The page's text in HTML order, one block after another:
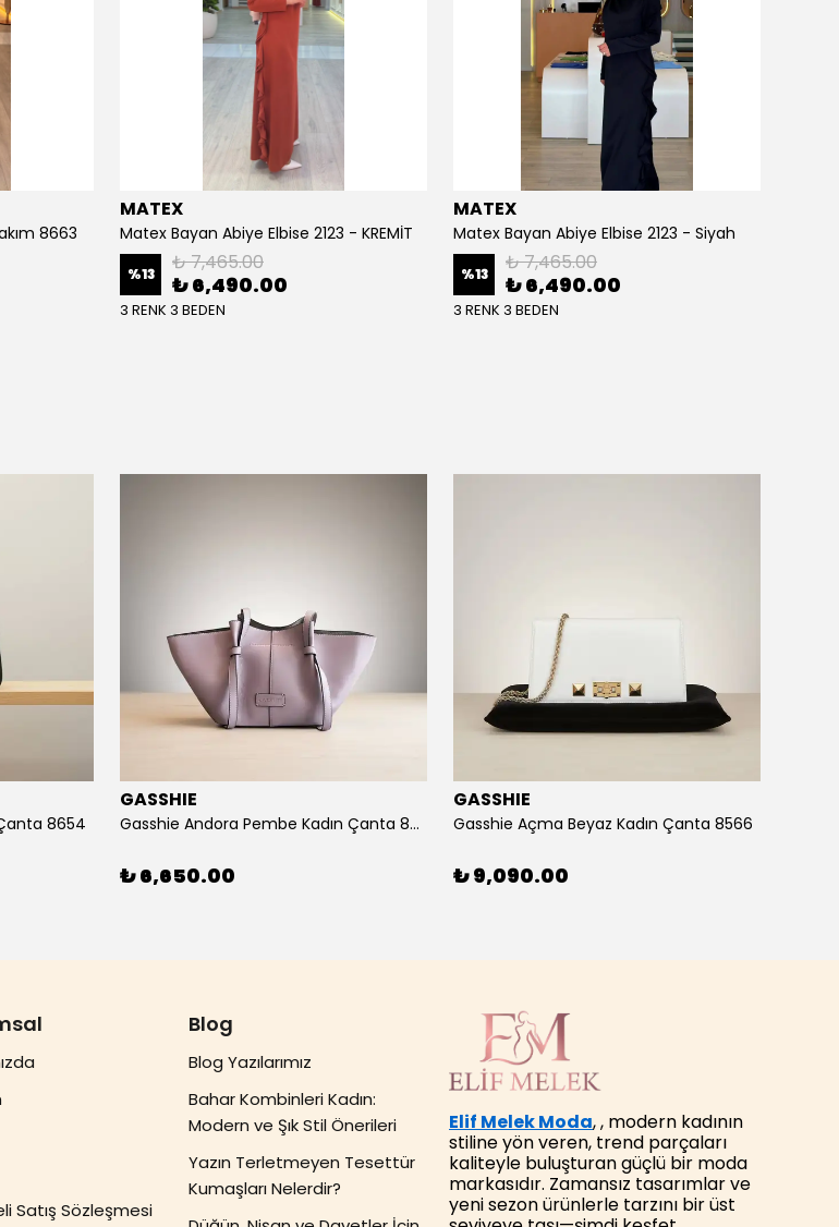
8663
MATEX
Matex Bayan Abiye Elbise 2123 - KREMİT
%13 ₺ 7,465.00
₺ 6,490.00
3 RENK 3 BEDEN
MATEX
Matex Bayan Abiye Elbise 2123 - Siyah
%13 ₺ 7,465.00
₺ 6,490.00
3 RENK 3 BEDEN
8654
GASSHIE
Gasshie Andora Pembe Kadın Çanta 8685
₺ 6,650.00
GASSHIE
Gasshie Açma Beyaz Kadın Çanta 8566
₺ 9,090.00
Satış Sözleşmesi
Blog
Blog Yazılarımız
Bahar Kombinleri Kadın:
Modern ve Şık Stil Önerileri
Yazın Terletmeyen Tesettür
Kumaşları Nelerdir?
Elif Melek Moda, , modern kadının
stiline yön veren, trend parçaları
kaliteyle buluşturan güçlü bir moda
markasıdır. Zamansız tasarımlar ve
yeni sezon ürünlerle tarzını bir üst